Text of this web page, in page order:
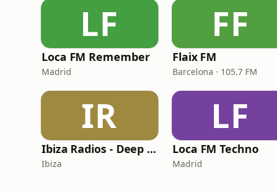
LF
Loca FM Remember
Madrid
FF
Flaix FM
Barcelona · 105.7 FM
IR
Ibiza Radios - Deep House
Ibiza
LF
Loca FM Techno
Madrid